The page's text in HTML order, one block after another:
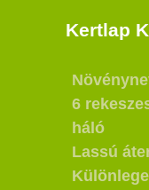
Kertlap
6
háló
Lassú